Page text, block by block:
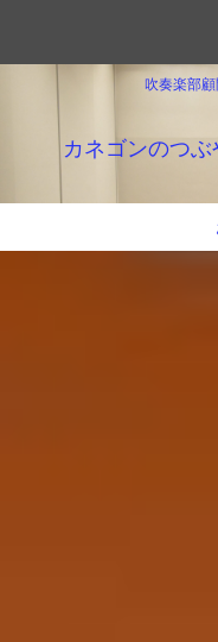
吹奏楽部顧
カネゴンのつ